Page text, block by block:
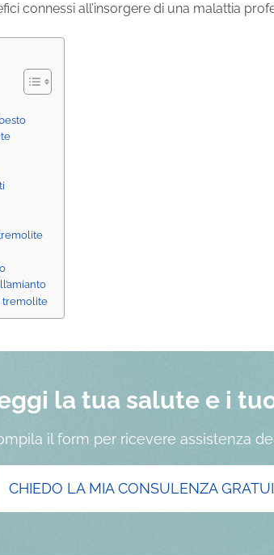
connessi all’insorgere di una malattia
tremolite
la tua salute e i
il form per ricevere assistenza
CHIEDO LA MIA CONSULENZA